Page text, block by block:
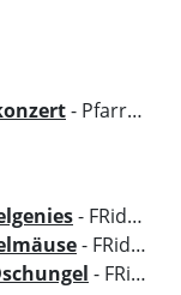
- Pfarrsaal Mariahilf
- FRida&freD - Das Grazer Kindermuseum
- FRida&freD - Das Grazer Kindermuseum
- FRida&freD - Das Grazer Kindermuseum